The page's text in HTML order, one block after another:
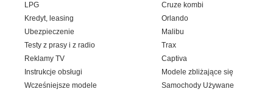
LPG
Kredyt, leasing
Ubezpieczenie
Testy z prasy i z radio
Reklamy TV
Instrukcje obsługi
Wcześniejsze modele
Cruze kombi
Orlando
Malibu
Trax
Captiva
Modele zbliżające się
Samochody Używane